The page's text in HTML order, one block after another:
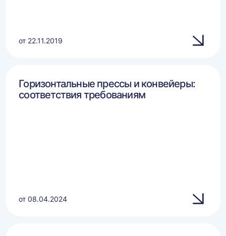
от 22.11.2019
Горизонтальные прессы и конвейеры:
соответствия требованиям
от 08.04.2024